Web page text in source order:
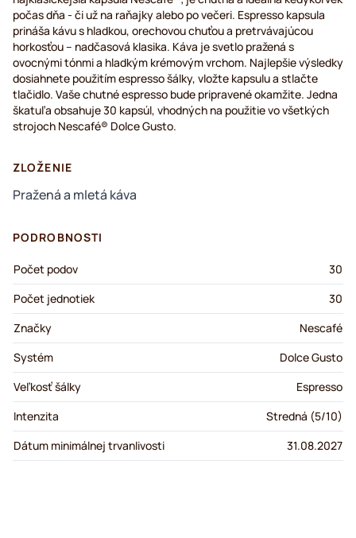
počas dňa - či už na raňajky alebo po večeri. Espresso kapsula
prináša kávu s hladkou, orechovou chuťou a pretrvávajúcou
horkosťou – nadčasová klasika. Káva je svetlo pražená s
ovocnými tónmi a hladkým krémovým vrchom. Najlepšie výsledky
dosiahnete použitím espresso šálky, vložte kapsulu a stlačte
tlačidlo. Vaše chutné espresso bude pripravené okamžite. Jedna
škatuľa obsahuje 30 kapsúl, vhodných na použitie vo všetkých
strojoch Nescafé® Dolce Gusto.
ZLOŽENIE
Pražená a mletá káva
PODROBNOSTI
Počet podov
30
Počet jednotiek
30
Značky
Nescafé
Systém
Dolce Gusto
Veľkosť šálky
Espresso
Intenzita
Stredná (5/10)
Dátum minimálnej trvanlivosti
31.08.2027